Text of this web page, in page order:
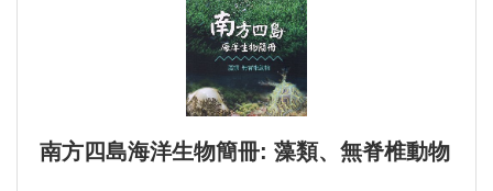
南方四島海洋生物簡冊: 藻類、無脊椎動物